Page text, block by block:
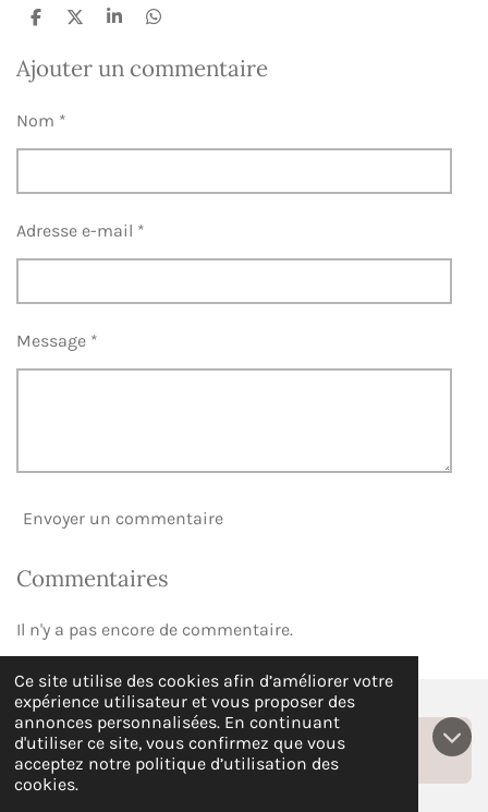
Ce site utilise des cookies afin d’améliorer votre
expérience utilisateur et vous proposer des
annonces personnalisées. En continuant
d'utiliser ce site, vous confirmez que vous
acceptez notre politique d’utilisation des
cookies.
P
r
t
e
r
P
t
r
P
t
r
P
t
r
Ajouter un commentaire
Nom *
Adresse e-mail *
Message *
Envoyer un commentaire
Commentaires
Il n'y a pas encore de commentaire.
Covoiturage
© 2023 - 2026 Les Voix de la Nature